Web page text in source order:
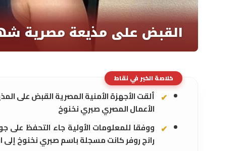
خلاصة الخبر في نقاط
ألقت الأجهزة الأمنية المصرية القبض على
الأعمال المصري صبري نخنوخ
ووفقا للمعلومات الأولية جاء التحفظ على
رانج روفر كانت مسجلة باسم صبري نخنوخ إلى